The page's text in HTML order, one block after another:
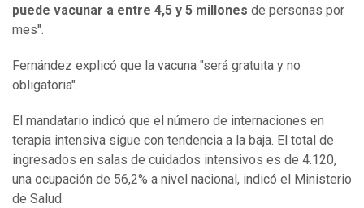
puede vacunar a entre 4,5 y 5 millones de personas por
mes".
Fernández explicó que la vacuna "será gratuita y no
obligatoria".
El mandatario indicó que el número de internaciones en
terapia intensiva sigue con tendencia a la baja. El total de
ingresados en salas de cuidados intensivos es de 4.120,
una ocupación de 56,2% a nivel nacional, indicó el Ministerio
de Salud.